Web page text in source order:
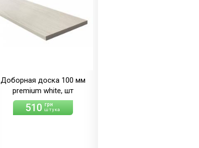
Доборная доска 100 мм
premium white, шт
510 грн
штука